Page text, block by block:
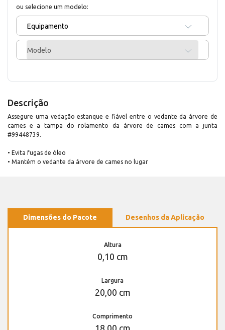
ou selecione um modelo:
Equipamento
Modelo
Descrição
Assegure uma vedação estanque e fiável entre o vedante da árvore de
cames e a tampa do rolamento da árvore de cames com a junta
#99448739.
• Evita fugas de óleo
• Mantém o vedante da árvore de cames no lugar
Dimensões do Pacote Desenhos da Aplicação
Altura
0,10 cm
Largura
20,00 cm
Comprimento
18,00 cm